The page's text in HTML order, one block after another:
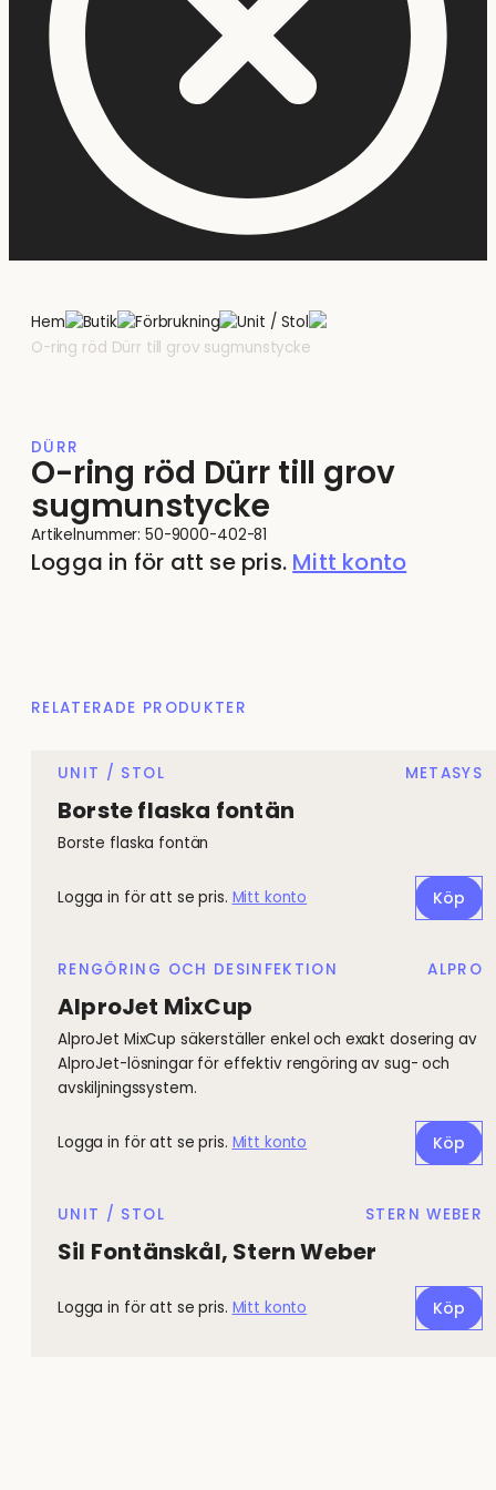
Hem Butik Förbrukning
Unit / Stol
O-ring röd Dürr till grov sugmunstycke
DÜRR
O-ring röd Dürr till grov
sugmunstycke
Artikelnummer: 50-9000-402-81
Logga in för att se pris. Mitt konto
RELATERADE PRODUKTER
UNIT / STOL METASYS
Borste flaska fontän
Borste flaska fontän
Logga in för att se pris. Mitt konto Köp
RENGÖRING OCH DESINFEKTION ALPRO
AlproJet MixCup
AlproJet MixCup säkerställer enkel och exakt dosering av
AlproJet-lösningar för effektiv rengöring av sug- och
avskiljningssystem.
Logga in för att se pris. Mitt konto Köp
UNIT / STOL STERN WEBER
Sil Fontänskål, Stern Weber
Logga in för att se pris. Mitt konto Köp